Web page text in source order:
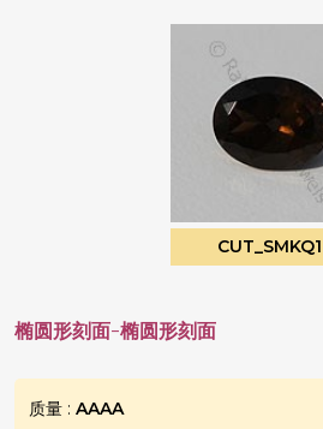
CUT_SMKQ1
椭圆形刻面-椭圆形刻面
质量 : AAAA